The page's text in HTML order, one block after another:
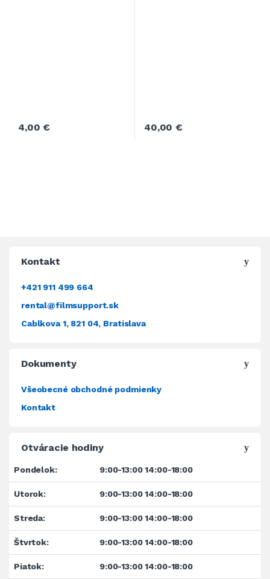
4,00€ 40,00€
Kontakt
+421 911 499 664
rental@filmsupport.sk
Cablkova 1, 821 04, Bratislava
Dokumenty
Všeobecné obchodné podmienky
Kontakt
Otváracie hodiny
Pondelok: 9:00-13:00 14:00-18:00
Utorok: 9:00-13:00 14:00-18:00
Streda: 9:00-13:00 14:00-18:00
Štvrtok: 9:00-13:00 14:00-18:00
Piatok: 9:00-13:00 14:00-18:00